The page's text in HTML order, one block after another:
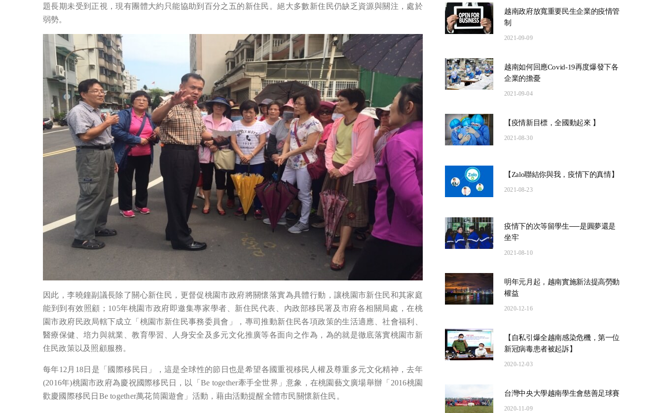
題長期未受到正視，現有團體大約只能協助到百分之五的新住民。絕大多數新住民仍缺乏資源與關注，處於
弱勢。
因此，李曉鐘副議長除了關心新住民，更督促桃園市政府將關懷落實為具體行動，讓桃園市新住民和其家庭
能到到有效照顧；105年桃園市政府即邀集專家學者、新住民代表、內政部移民署及市府各相關局處，在桃
園市政府民政局轄下成立「桃園市新住民事務委員會」，專司推動新住民各項政策的生活適應、社會福利、
醫療保健、培力與就業、教育學習、人身安全及多元文化推廣等各面向之作為，為的就是徹底落實桃園市新
住民政策以及照顧服務。
每年12月18日是「國際移民日」，這是全球性的節日也是希望各國重視移民人權及尊重多元文化精神，去年
(2016年)桃園市政府為慶祝國際移民日，以「Be together牽手全世界」意象，在桃園藝文廣場舉辦「2016桃園
歡慶國際移民日Be together萬花筒園遊會」活動，藉由活動提醒全體市民關懷新住民。
越南政府放寬重要民生企業的疫情管
制
2021-09-09
越南如何回應Covid-19再度爆發下各
企業的擔憂
2021-09-04
【疫情新目標，全國動起來 】
2021-08-30
【Zalo聯結你與我，疫情下的真情】
2021-08-23
疫情下的次等留學生──是圓夢還是
坐牢
2021-08-10
明年元月起，越南實施新法提高勞動
權益
2020-12-16
【自私引爆全越南感染危機，第一位
新冠病毒患者被起訴】
2020-12-03
台灣中央大學越南學生會慈善足球賽
2020-11-09